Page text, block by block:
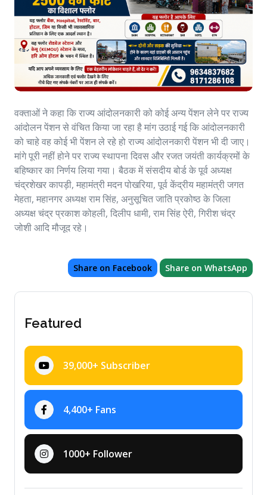
वक्ताओं ने कहा कि राज्य आंदोलनकारी को कोई अन्य पेंशन लेने पर राज्य
आंदोलन पेंशन से वंचित किया जा रहा है मांग उठाई गई कि आंदोलनकारी
को चाहे वह कोई भी पेंशन ले रहे हो राज्य आंदोलनकारी पेंशन भी दी जाए।
मांगे पूरी नहीं होने पर राज्य स्थापना दिवस और रजत जयंती कार्यक्रमों के
बहिष्कार का निर्णय लिया गया। बैठक में संसदीय बोर्ड के पूर्व अध्यक्ष
चंद्रशेखर कापड़ी, महामंत्री मदन पोखरिया, पूर्व केंद्रीय महामंत्री जगत
मेहता, महानगर अध्यक्ष राम सिंह, अनुसूचित जाति प्रकोष्ठ के जिला
अध्यक्ष चंद्र प्रकाश कोहली, दिलीप धामी, राम सिंह ऐरी, गिरीश चंद्र
जोशी आदि मौजूद रहे।
Share on Facebook Share on WhatsApp
Featured
39,000+ Subscriber
4,400+ Fans
1000+ Follower